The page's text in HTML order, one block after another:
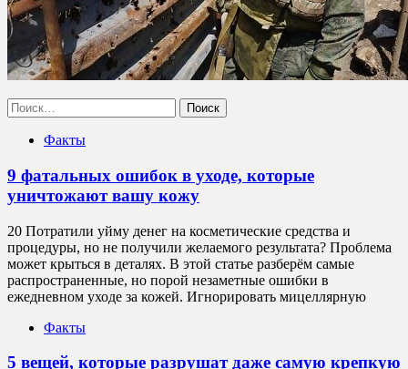
Найти:
Факты
9 фатальных ошибок в уходе, которые
уничтожают вашу кожу
20 Потратили уйму денег на косметические средства и
процедуры, но не получили желаемого результата? Проблема
может крыться в деталях. В этой статье разберём самые
распространенные, но порой незаметные ошибки в
ежедневном уходе за кожей. Игнорировать мицеллярную
Факты
5 вещей, которые разрушат даже самую крепкую